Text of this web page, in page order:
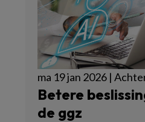
ma 19 jan 2026 |
Betere
de ggz